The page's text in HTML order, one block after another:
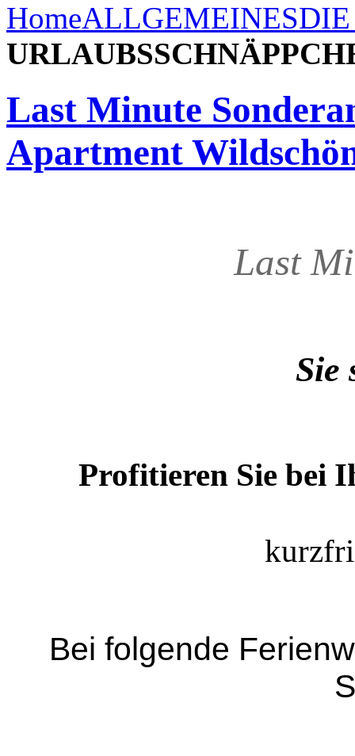
HomeALLGEMEINES
Last Minute
Apartment
Last
Sie
Profitieren Sie bei
Bei folgende